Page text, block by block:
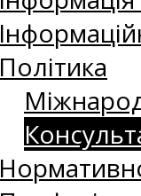
Політика